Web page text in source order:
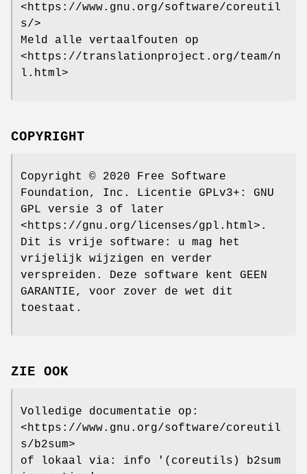
<https://www.gnu.org/software/coreutil
s/>
Meld alle vertaalfouten op
<https://translationproject.org/team/n
l.html>
COPYRIGHT
Copyright © 2020 Free Software
Foundation, Inc. Licentie GPLv3+: GNU
GPL versie 3 of later
<https://gnu.org/licenses/gpl.html>.
Dit is vrije software: u mag het
vrijelijk wijzigen en verder
verspreiden. Deze software kent GEEN
GARANTIE, voor zover de wet dit
toestaat.
ZIE OOK
Volledige documentatie op:
<https://www.gnu.org/software/coreutil
s/b2sum>
of lokaal via: info '(coreutils) b2sum